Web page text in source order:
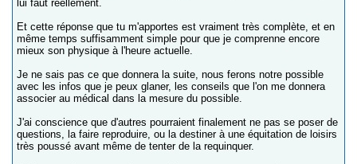
lui faut réellement.
Et cette réponse que tu m'apportes est vraiment très complète, et en
même temps suffisamment simple pour que je comprenne encore
mieux son physique à l'heure actuelle.
Je ne sais pas ce que donnera la suite, nous ferons notre possible
avec les infos que je peux glaner, les conseils que l'on me donnera
associer au médical dans la mesure du possible.
J'ai conscience que d'autres pourraient finalement ne pas se poser de
questions, la faire reproduire, ou la destiner à une équitation de loisirs
très poussé avant même de tenter de la requinquer.